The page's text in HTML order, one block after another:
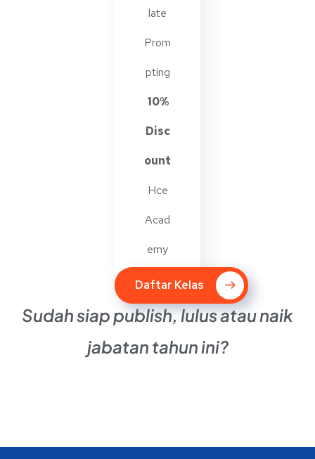
late
Prom
pting
10%
Disc
ount
Hce
Acad
emy
Daftar Kelas
Sudah siap publish, lulus atau naik
jabatan tahun ini?